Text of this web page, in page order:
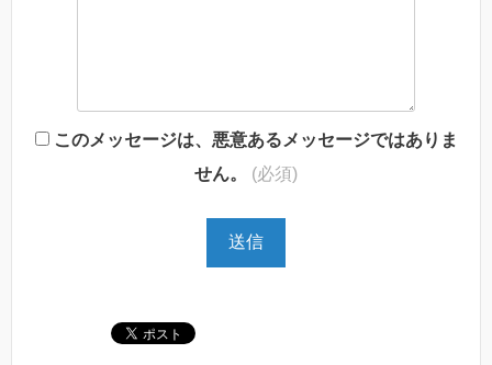
このメッセージは、悪意あるメッセージではありま
せん。
(必須)